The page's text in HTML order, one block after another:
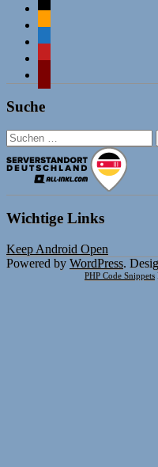
Suche
Suchen
nach:
Wichtige Links
Keep Android Open
Powered by WordPress.
PHP Code Snippets